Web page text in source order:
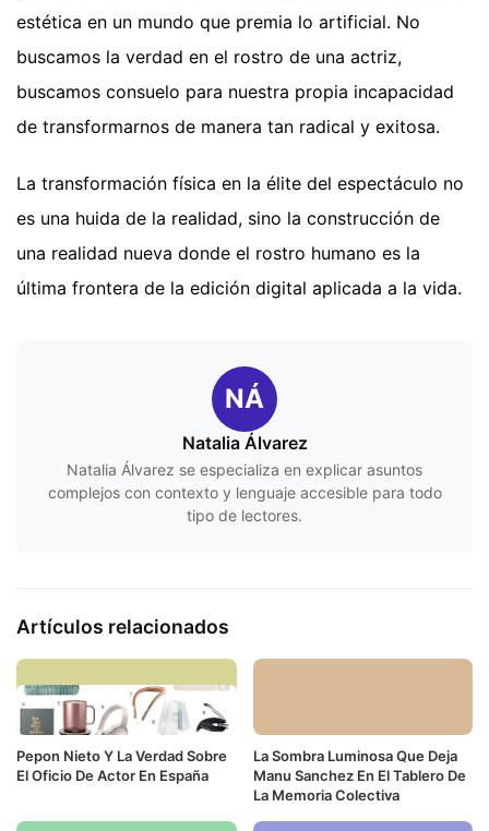
estética en un mundo que premia lo artificial. No
buscamos la verdad en el rostro de una actriz,
buscamos consuelo para nuestra propia incapacidad
de transformarnos de manera tan radical y exitosa.
La transformación física en la élite del espectáculo no
es una huida de la realidad, sino la construcción de
una realidad nueva donde el rostro humano es la
última frontera de la edición digital aplicada a la vida.
NÁ
Natalia Álvarez
Natalia Álvarez se especializa en explicar asuntos
complejos con contexto y lenguaje accesible para todo
tipo de lectores.
Artículos relacionados
Pepon Nieto Y La Verdad Sobre
El Oficio De Actor En España
La Sombra Luminosa Que Deja
Manu Sanchez En El Tablero De
La Memoria Colectiva